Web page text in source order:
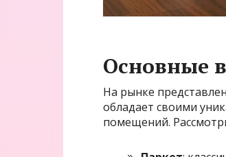
Основные
На рынке
обладает своими
помещений.